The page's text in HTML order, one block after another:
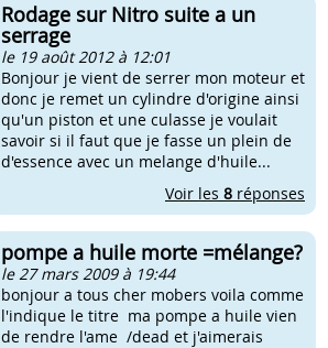
Rodage sur Nitro suite a un
serrage
le 19 août 2012 à 12:01
Bonjour je vient de serrer mon moteur et
donc je remet un cylindre d'origine ainsi
qu'un piston et une culasse je voulait
savoir si il faut que je fasse un plein de
d'essence avec un melange d'huile...
Voir les 8 réponses
pompe a huile morte =mélange?
le 27 mars 2009 à 19:44
bonjour a tous cher mobers voila comme
l'indique le titre ma pompe a huile vien
de rendre l'ame /dead et j'aimerais